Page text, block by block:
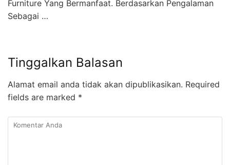
Furniture Yang Bermanfaat. Berdasarkan Pengalaman
Sebagai …
Tinggalkan Balasan
Alamat email anda tidak akan dipublikasikan. Required
fields are marked *